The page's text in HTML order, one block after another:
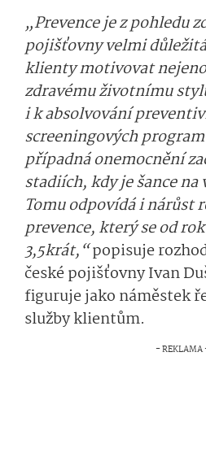
„Prevence je z pohledu
pojišťovny velmi
klienty motivovat
zdravému životnímu
i k absolvování
screeningových
případná onemocnění
stadiích, kdy je šance
Tomu odpovídá i nárůst
prevence, který se od
3,5krát,“popisuje
české pojišťovnyIvan
figuruje jako náměstek
služby klientům.